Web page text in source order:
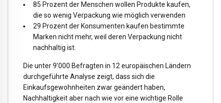
85 Prozent der Menschen wollen Produkte kaufen,
die so wenig Verpackung wie möglich verwenden
29 Prozent der Konsumenten kaufen bestimmte
Marken nicht mehr, weil deren Verpackung nicht
nachhaltig ist.
Die unter 9’000 Befragten in 12 europäischen Ländern
durchgeführte Analyse zeigt, dass sich die
Einkaufsgewohnheiten zwar geändert haben,
Nachhaltigkeit aber nach wie vor eine wichtige Rolle